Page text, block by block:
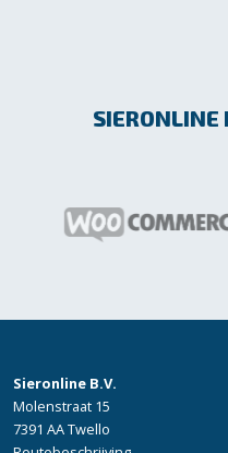
SIERONLINE
Sieronline B.V.
Molenstraat 15
7391 AA Twello